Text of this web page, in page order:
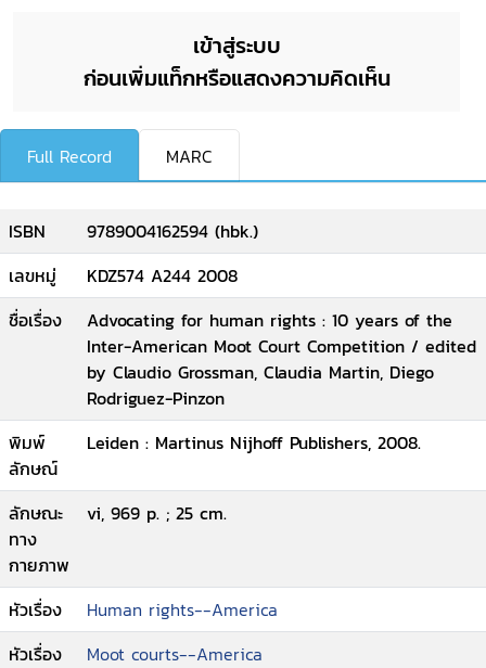
เข้าสู่ระบบ
ก่อนเพิ่มแท็กหรือแสดงความคิดเห็น
Full Record MARC
ISBN
9789004162594 (hbk.)
เลขหมู่
KDZ574 A244 2008
ชื่อเรื่อง
Advocating for human rights : 10 years of the
Inter-American Moot Court Competition / edited
by Claudio Grossman, Claudia Martin, Diego
Rodriguez-Pinzon
พิมพ์
ลักษณ์
Leiden : Martinus Nijhoff Publishers, 2008.
ลักษณะ
ทาง
กายภาพ
vi, 969 p. ; 25 cm.
หัวเรื่อง
Human rights--America
หัวเรื่อง
Moot courts--America